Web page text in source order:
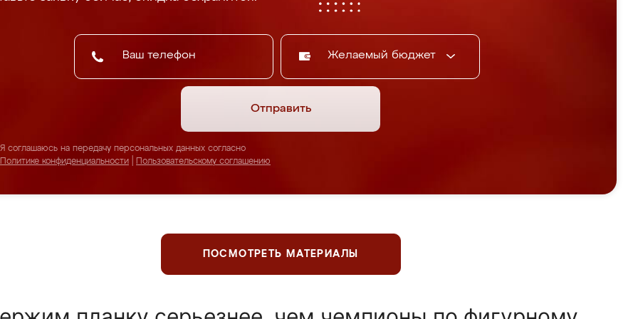
Желаемый бюджет
Отправить
Я соглашаюсь на передачу персональных данных согласно
Политике конфиденциальности
Пользовательскому соглашению
ПОСМОТРЕТЬ МАТЕРИАЛЫ